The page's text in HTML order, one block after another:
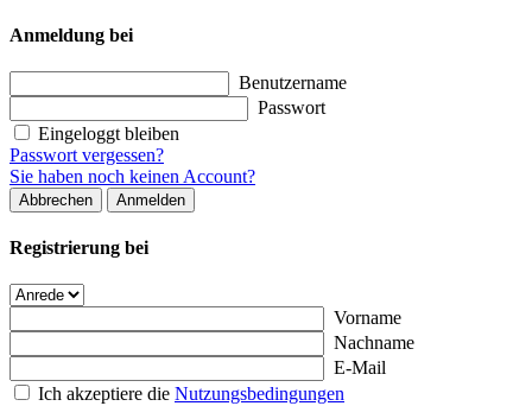
Anmeldung bei
Benutzername
Passwort
Eingeloggt bleiben
Passwort vergessen?
Sie haben noch keinen Account?
Abbrechen Anmelden
Registrierung bei
Vorname
Nachname
E-Mail
Ich akzeptiere die Nutzungsbedingungen